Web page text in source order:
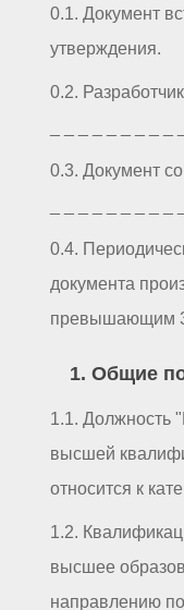
0.1. Документ
утверждения.
0.2.
_ _ _ _ _ _ _ _ _
0.3. Документ
_ _ _ _ _ _ _ _ _
0.4.
документа
превышающим
1. Общие
1.1. Должность
высшей
относится к
1.2.
высшее
направлению